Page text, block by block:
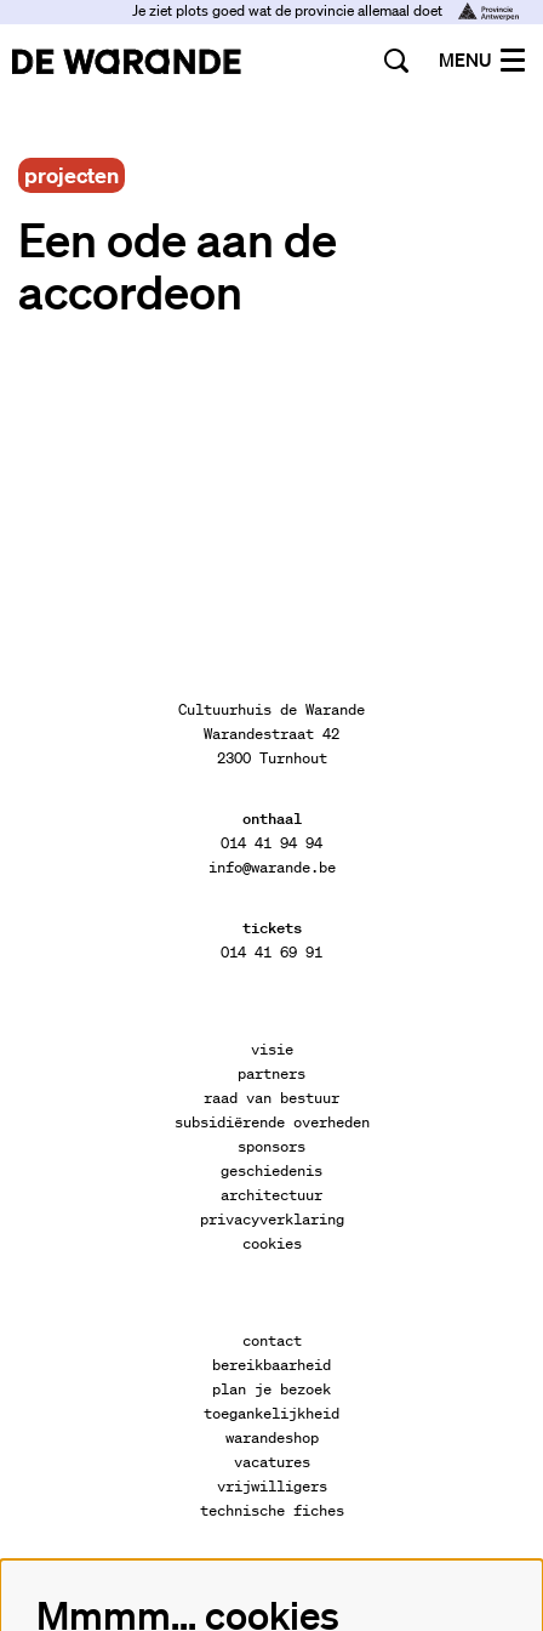
Je ziet plots goed wat de provincie allemaal doet
MENU
projecten
Een ode aan de
accordeon
Cultuurhuis de Warande
Warandestraat 42
2300 Turnhout
onthaal
014 41 94 94
info@warande.be
tickets
014 41 69 91
visie
partners
raad van bestuur
subsidiërende overheden
sponsors
geschiedenis
architectuur
privacyverklaring
cookies
contact
bereikbaarheid
plan je bezoek
toegankelijkheid
warandeshop
vacatures
vrijwilligers
technische fiches
Volg ons
Mmmm... cookies